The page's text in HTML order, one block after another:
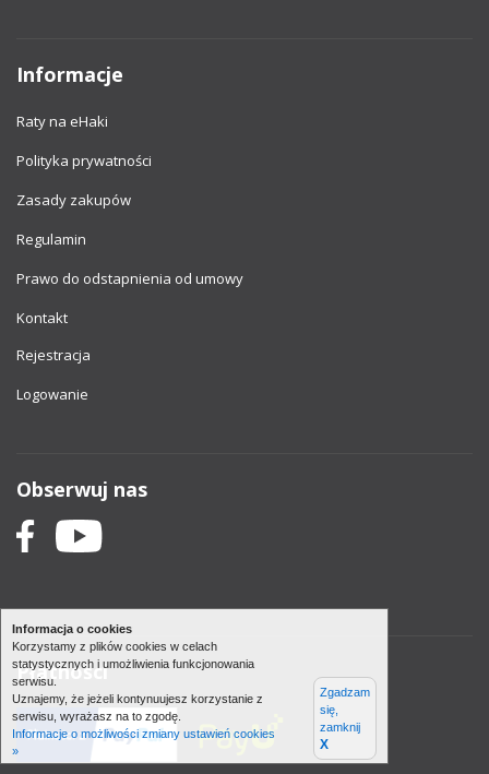
Informacja o cookies
Korzystamy z plików cookies w celach
statystycznych i umożliwienia funkcjonowania
serwisu.
Uznajemy, że jeżeli kontynuujesz korzystanie z
serwisu, wyrażasz na to zgodę.
Informacje o możliwości zmiany ustawień cookies
»
Zgadzam
się,
zamknij
X
Informacje
Raty na eHaki
Polityka prywatności
Zasady zakupów
Regulamin
Prawo do odstapnienia od umowy
Kontakt
Rejestracja
Logowanie
Obserwuj nas
Płatności